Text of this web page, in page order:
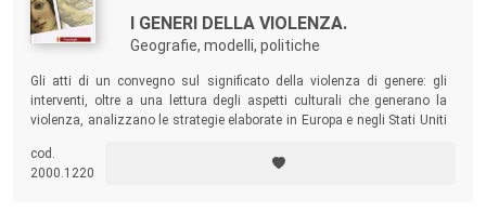
I GENERI DELLA VIOLENZA.
Geografie, modelli, politiche
Gli atti di un convegno sul significato della violenza di genere: gli
interventi, oltre a una lettura degli aspetti culturali che generano la
violenza, analizzano le strategie elaborate in Europa e negli Stati Uniti
integrato che vede coinvolti anche gli uomini.
cod.
2000.1220